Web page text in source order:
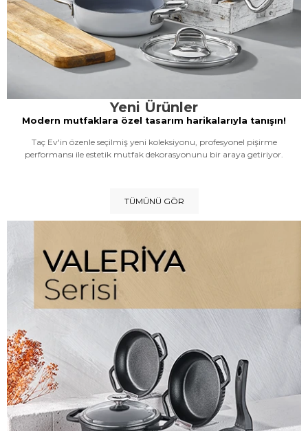
Yeni Ürünler
Modern mutfaklara özel tasarım harikalarıyla tanışın!
Taç Ev'in özenle seçilmiş yeni koleksiyonu, profesyonel pişirme
performansı ile estetik mutfak dekorasyonunu bir araya getiriyor.
TÜMÜNÜ GÖR